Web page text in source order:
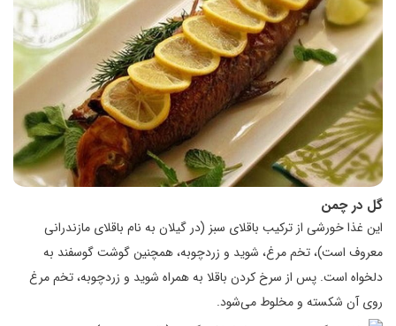
گل در چمن
این غذا خورشی از ترکیب باقلای سبز (در گیلان به نام باقلای مازندرانی
معروف است)، تخم مرغ، شوید و زردچوبه، همچنین گوشت گوسفند به
دلخواه است. پس از سرخ کردن باقلا به همراه شوید و زردچوبه، تخم مرغ
روی آن شکسته و مخلوط می‌شود.